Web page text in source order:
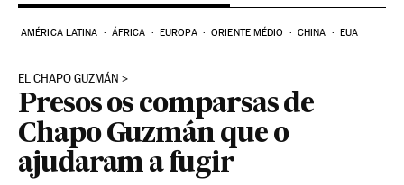
AMÉRICA LATINA ÁFRICA EUROPA ORIENTE MÉDIO CHINA EUA
EL CHAPO GUZMÁN
Presos os comparsas de
Chapo Guzmán que o
ajudaram a fugir